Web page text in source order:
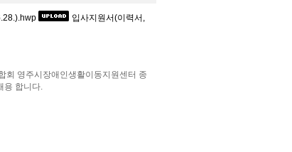
입사지원서(이력서,
영주시장애인생활이동지원센터 종
용 합니다.